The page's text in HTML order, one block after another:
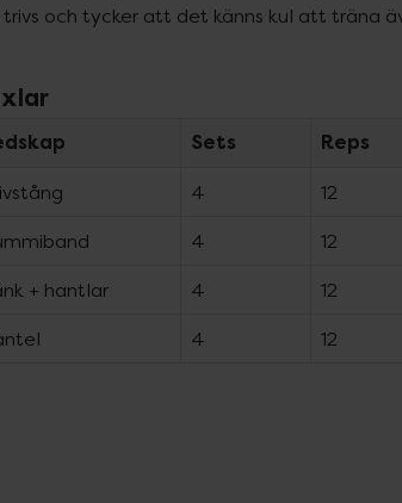
och tycker att det känns kul att träna
Sets Reps
4 12
4 12
+ hantlar 4 12
4 12